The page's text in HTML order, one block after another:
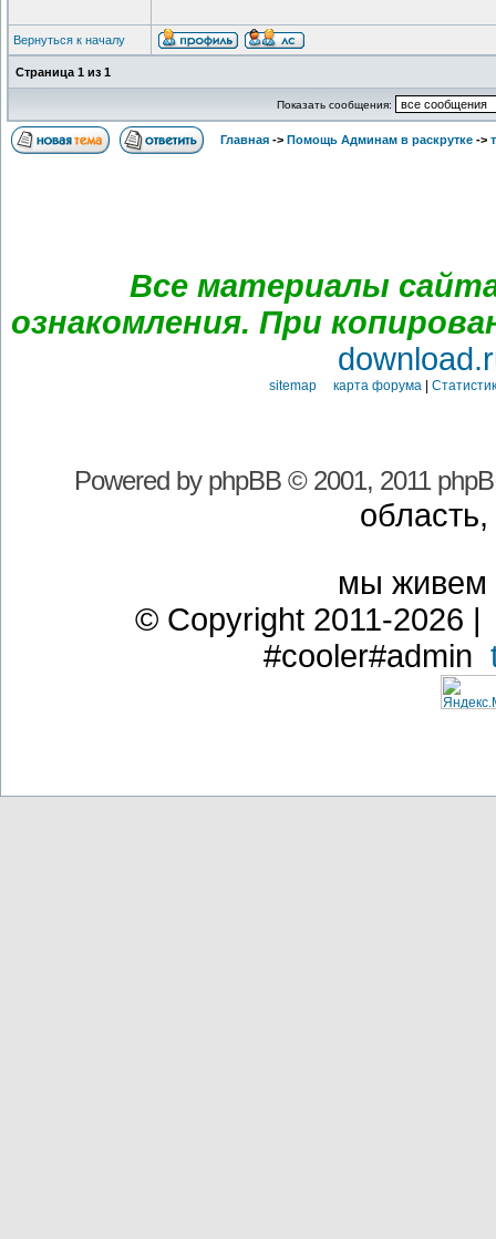
Вернуться к началу
Страница 1 из 1
Показать сообщения:
Главная -> Помощь Админам в раскрутке ->
Все материалы
ознакомления. При
sitemap карта форума|
Powered by phpBB© 2001, 2011
мы
© Copyright 2011-2026
#cooler#admin